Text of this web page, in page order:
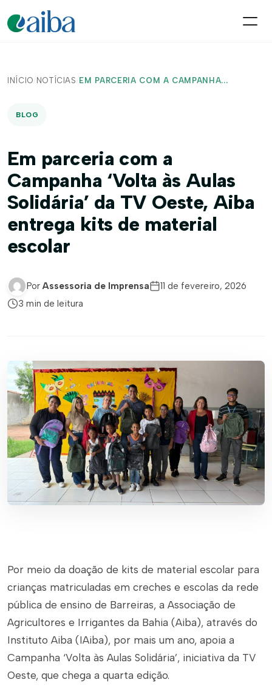
INÍCIO/ NOTÍCIAS / EM PARCERIA COM A CAMPANHA...
BLOG
Em parceria com a
Campanha ‘Volta às Aulas
Solidária’ da TV Oeste, Aiba
entrega kits de material
escolar
Por Assessoria de Imprensa
11 de fevereiro, 2026
3 min de leitura
Por meio da doação de kits de material escolar para
crianças matriculadas em creches e escolas da rede
pública de ensino de Barreiras, a Associação de
Agricultores e Irrigantes da Bahia (Aiba), através do
Instituto Aiba (IAiba), por mais um ano, apoia a
Campanha ‘Volta às Aulas Solidária’, iniciativa da TV
Oeste, que chega a quarta edição.